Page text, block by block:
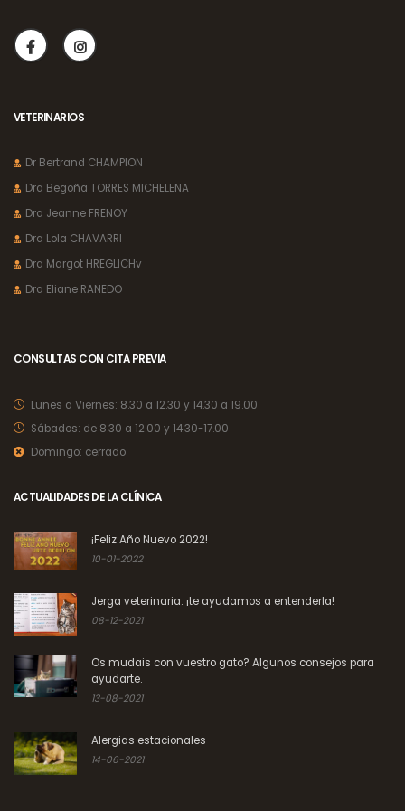
VETERINARIOS
Dr Bertrand CHAMPION
Dra Begoña TORRES MICHELENA
Dra Jeanne FRENOY
Dra Lola CHAVARRI
Dra Margot HREGLICHv
Dra Eliane RANEDO
CONSULTAS CON CITA PREVIA
Lunes a Viernes: 8.30 a 12.30 y 14.30 a 19.00
Sábados: de 8.30 a 12.00 y 14.30-17.00
Domingo: cerrado
ACTUALIDADES DE LA CLÍNICA
¡Feliz Año Nuevo 2022!
10-01-2022
Jerga veterinaria: ¡te ayudamos a entenderla!
08-12-2021
Os mudais con vuestro gato? Algunos consejos para
ayudarte.
13-08-2021
Alergias estacionales
14-06-2021